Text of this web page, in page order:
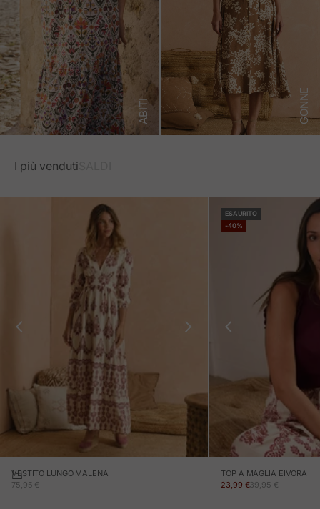
ABITI GONNE
I più venduti
VESTITO LUNGO MALENA
PREZZO IN OFFERTA
75,95 €
ESAURITO
-40%
TOP A MAGLIA EIVORA
PREZZO IN OFFERTA
23,99 €PREZZO NORMALE
39,95 €